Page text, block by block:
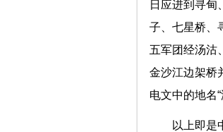
日应进到寻甸
子、七星桥、
五军团经汤沽
金沙江边架桥
电文中的地名“
以上即是